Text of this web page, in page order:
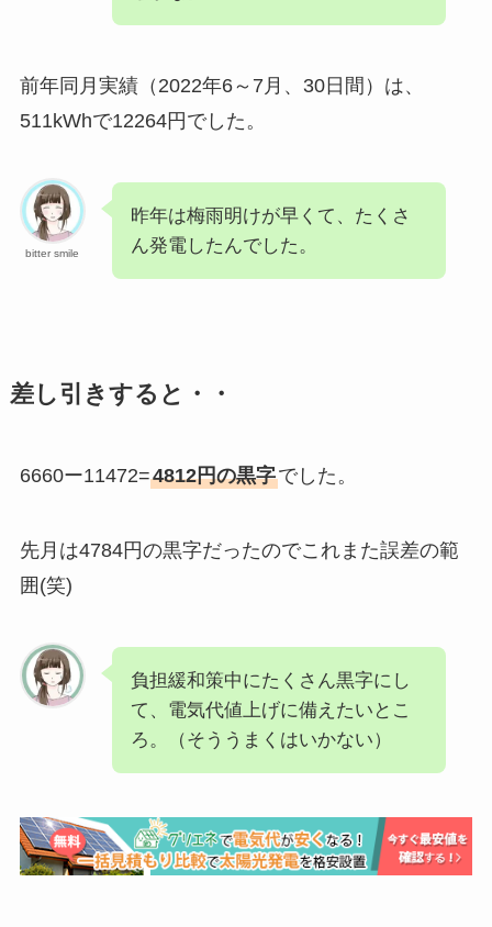
前年同月実績（2022年6～7月、30日間）は、
511kWhで12264円でした。
bitter smile
昨年は梅雨明けが早くて、たくさ
ん発電したんでした。
差し引きすると・・
6660ー11472=4812円の黒字でした。
先月は4784円の黒字だったのでこれまた誤差の範
囲(笑)
負担緩和策中にたくさん黒字にし
て、電気代値上げに備えたいとこ
ろ。（そううまくはいかない）